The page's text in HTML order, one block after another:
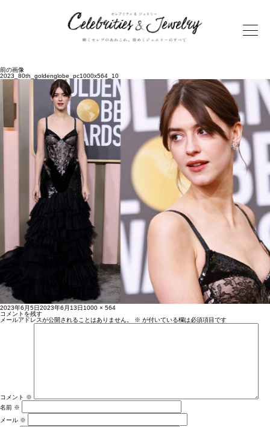
前の画像
2023_80th_goldenglobe_pc1000x564_10
投
稿
日:
2023年6月5日2023年6月13日 フ
サ
イ
1000 × 564
コメントを残す
メールアドレスが公開されることはありません。
※ が付いている欄は必須項目です
コメント ※
名前 ※
メール ※